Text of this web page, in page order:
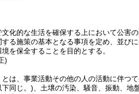
化的な生活を確保する上において公害
る施策の基本となる事項を定め、並び
を保全することを目的とする。
)
は、事業活動その他の人の活動に伴つ
同じ。) 、土壌の汚染、騒音、振動、地